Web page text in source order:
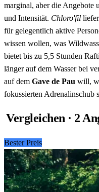
marginal, aber die Angebote
und Intensität. Chloro'fil
für gelegentlich aktive
wissen wollen, was
bietet bis zu 5,5 Stunden
länger auf dem Wasser bei
auf dem Gave de Pau will,
fokussierten Adrenalinschub
Vergleichen · 2
Bester Preis